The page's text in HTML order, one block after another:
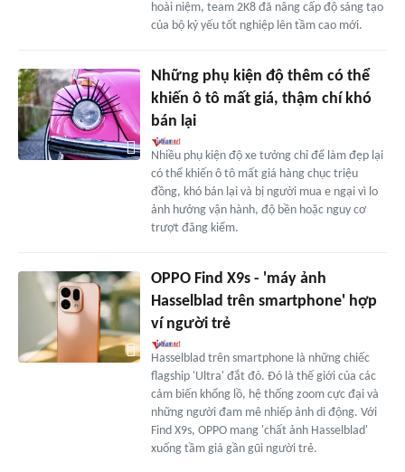
hoài niệm, team 2K8 đã nâng cấp độ sáng tạo
của bộ kỷ yếu tốt nghiệp lên tầm cao mới.
Những phụ kiện độ thêm có thể
khiến ô tô mất giá, thậm chí khó
bán lại
Nhiều phụ kiện độ xe tưởng chỉ để làm đẹp lại
có thể khiến ô tô mất giá hàng chục triệu
đồng, khó bán lại và bị người mua e ngại vì lo
ảnh hưởng vận hành, độ bền hoặc nguy cơ
trượt đăng kiểm.
OPPO Find X9s - 'máy ảnh
Hasselblad trên smartphone' hợp
ví người trẻ
Hasselblad trên smartphone là những chiếc
flagship 'Ultra' đắt đỏ. Đó là thế giới của các
cảm biến khổng lồ, hệ thống zoom cực đại và
những người đam mê nhiếp ảnh di động. Với
Find X9s, OPPO mang 'chất ảnh Hasselblad'
xuống tầm giá gần gũi người trẻ.